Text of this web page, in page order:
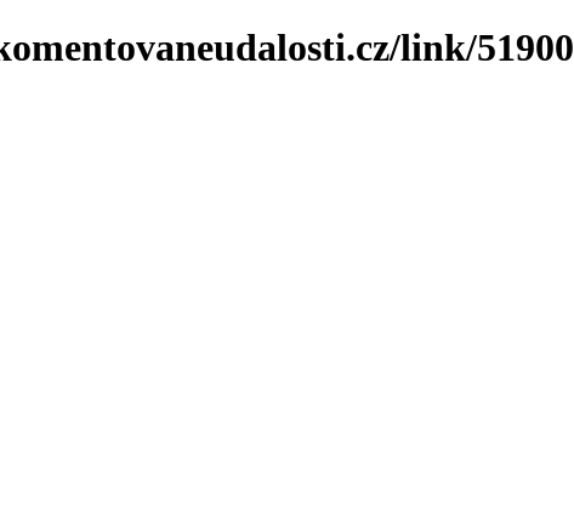
link/51900